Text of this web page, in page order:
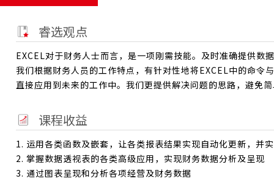
睿选观点
EXCEL对于财务人士而言，是一项刚需技能。及时准确提供数
我们根据财务人员的工作特点，有针对性地将EXCEL中的命令
直接应用到未来的工作中。我们更提供解决问题的思路，避免
课程收益
1. 运用各类函数及嵌套，让各类报表结果实现自动化更新，并
2. 掌握数据透视表的各类高级应用，实现财务数据分析及呈现
3. 通过图表呈现和分析各项经营及财务数据